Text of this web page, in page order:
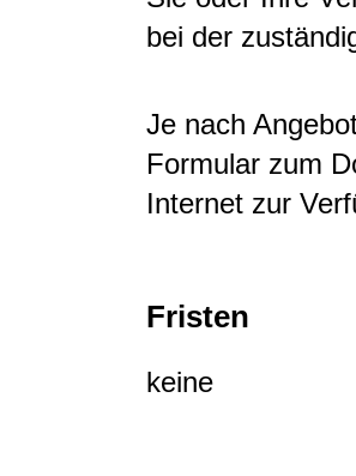
bei der
Je nach
Formular zum
Internet zur
Fristen
keine